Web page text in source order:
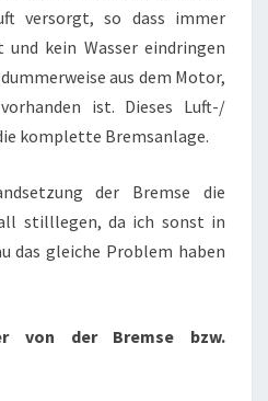
versorgt, so dass immer
und kein Wasser eindringen
aus dem Motor,
ist. Dieses Luft-/
komplette Bremsanlage.
der Bremse die
stilllegen, da ich sonst in
das gleiche Problem haben
von der Bremse bzw.